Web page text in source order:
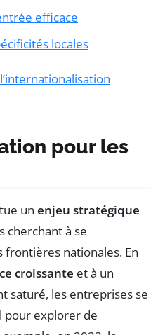
efficace
locales
pour les
un enjeu stratégique
cherchant à se
frontières nationales. En
croissante et à un
saturé, les entreprises se
pour explorer de